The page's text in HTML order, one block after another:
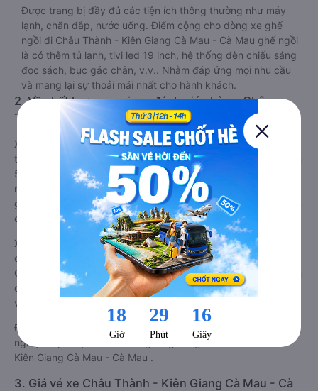
Được trang bị đầy đủ các tiện ích thông thường như máy
lạnh, chăn đắp, nước uống. Điểm cộng cho dòng xe ghế
ngồi đi Châu Thành - Kiên Giang Cà Mau - Cà Mau ghế ngồi
là có thêm tủ lạnh, tivi led 19 inch, hệ thống đèn chiếu sáng
đọc sách, bục gác chân, v.v.. Nhằm đáp ứng mọi nhu cầu
và mang lại sự thoải mái nhất cho hành khách.
2. Về chất lượng, review, đánh giá nhà xe Châu
Thành - Kiên Giang Cà Mau - Cà Mau ghế ngồi
Xe ghế ngồi đi Cà Mau - Cà Mau từ Châu Thành - Kiên Giang
tốt nhất được phân loại chất lượng dựa trên đánh giá từ 1 đến
5 của khách hàng với các tiêu chí như: Chất lượng xe ghế
ngồi, Đúng giờ, Chất lượng phục vụ trên Vexere.com
giá này được viết trực tiếp bởi các khách hàng đã trải nghiệm
các hãng Xe Châu Thành - Kiên Giang đi Cà Mau - Cà Mau.
Xe ghế ngồi đi Cà Mau - Cà Mau từ Châu Thành - Kiên Giang
được phân loại chất lượng tốt nhất là xe Hiền Vân đi Cà Mau -
Cà Mau từ Châu Thành - Kiên Giang đạt 3.6 / 5 điểm dựa trên
các tiêu chí như: Chất lượng xe, Đúng giờ, Chất lượng phục
vụ.
Đánh giá này được viết trực tiếp bởi các khách hàng đã trải
nghiệm dịch vụ của các hãng xe ghế ngồi đi Châu Thành -
Kiên Giang Cà Mau - Cà Mau .
3. Giá vé xe Châu Thành - Kiên Giang Cà Mau - Cà